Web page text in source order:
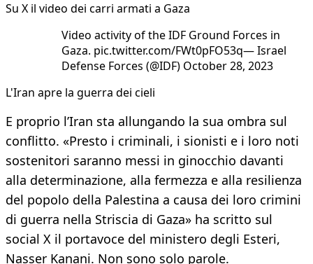
Su X il video dei carri armati a Gaza
Video activity of the IDF Ground Forces in
Gaza. pic.twitter.com/FWt0pFO53q— Israel
Defense Forces (@IDF) October 28, 2023
L'Iran apre la guerra dei cieli
E proprio l’Iran sta allungando la sua ombra sul
conflitto. «Presto i criminali, i sionisti e i loro noti
sostenitori saranno messi in ginocchio davanti
alla determinazione, alla fermezza e alla resilienza
del popolo della Palestina a causa dei loro crimini
di guerra nella Striscia di Gaza» ha scritto sul
social X il portavoce del ministero degli Esteri,
Nasser Kanani. Non sono solo parole.